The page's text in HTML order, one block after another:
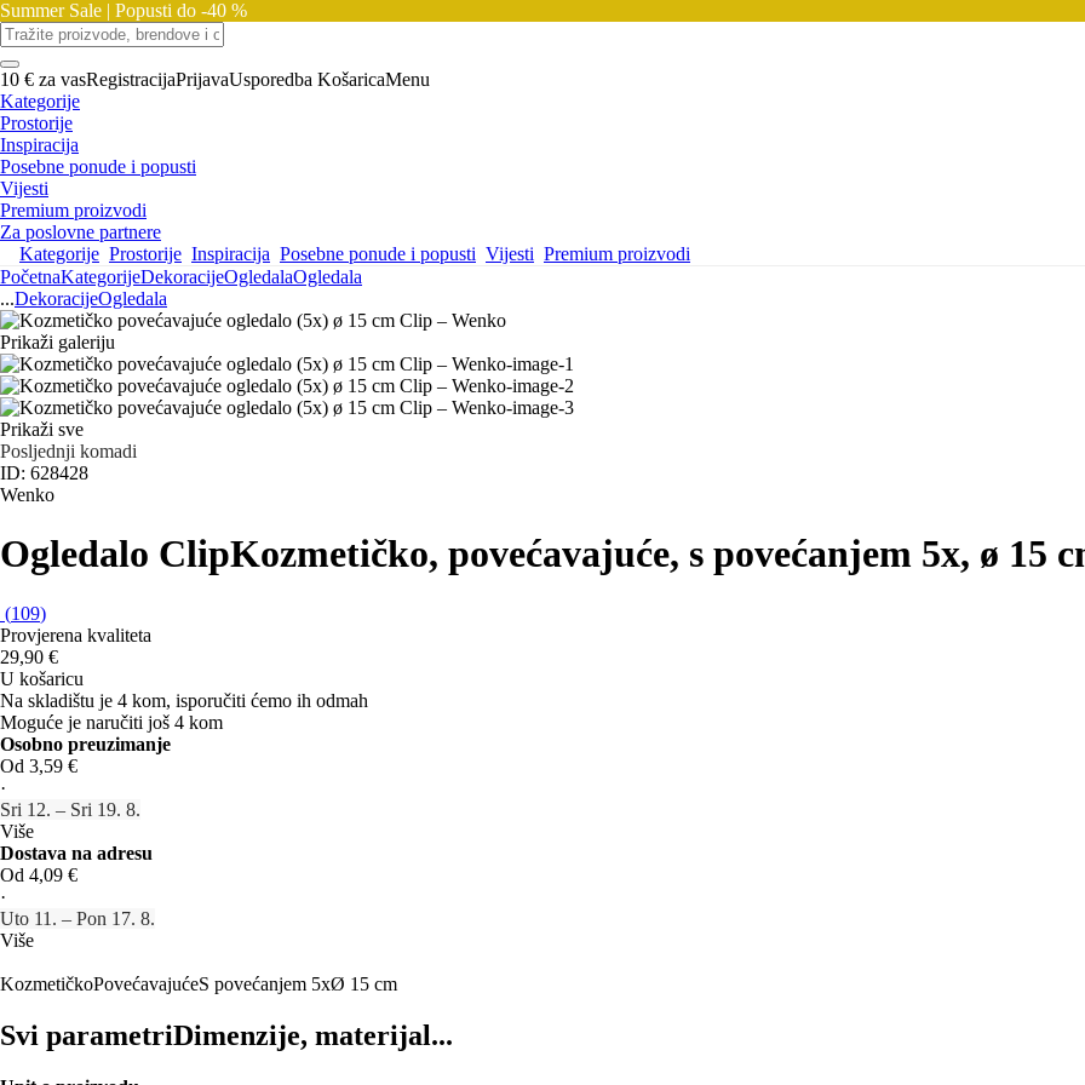
Summer Sale | Popusti do -40 %
10 € za vasRegistracijaPrijavaUsporedba KošaricaMenu
Kategorije
Prostorije
Inspiracija
Posebne ponude i popusti
Vijesti
Premium proizvodi
Za poslovne partnere
Kategorije Prostorije Inspiracija Posebne ponude i popusti Vijesti Premium proizvodi
PočetnaKategorijeDekoracijeOgledalaOgledala
...DekoracijeOgledala
Prikaži galeriju
Prikaži sve
Posljednji komadi
ID: 628428
Wenko
Ogledalo ClipKozmetičko, povećavajuće, s povećanjem 5x, ø 15
(109)
Provjerena kvaliteta
29,90 €
U košaricu
Na skladištu je 4 kom, isporučiti ćemo ih odmah
Moguće je naručiti još 4 kom
Osobno preuzimanje
Od 3,59 €
·
Sri 12. – Sri 19. 8.
Više
Dostava na adresu
Od 4,09 €
·
Uto 11. – Pon 17. 8.
Više
KozmetičkoPovećavajućeS povećanjem 5xØ 15 cm
Svi parametriDimenzije, materijal...